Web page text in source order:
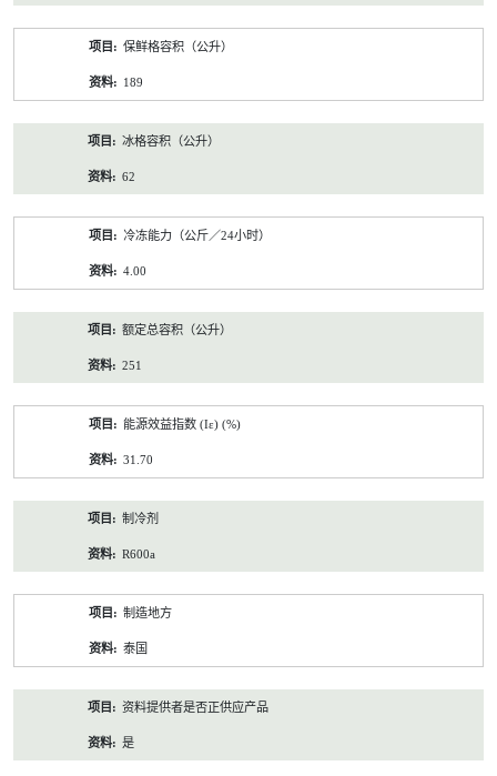
保鲜格容积（公升）
189
冰格容积（公升）
62
冷冻能力（公斤／24小时）
4.00
额定总容积（公升）
251
能源效益指数 (Iε) (%)
31.70
制冷剂
R600a
制造地方
泰国
资料提供者是否正供应产品
是